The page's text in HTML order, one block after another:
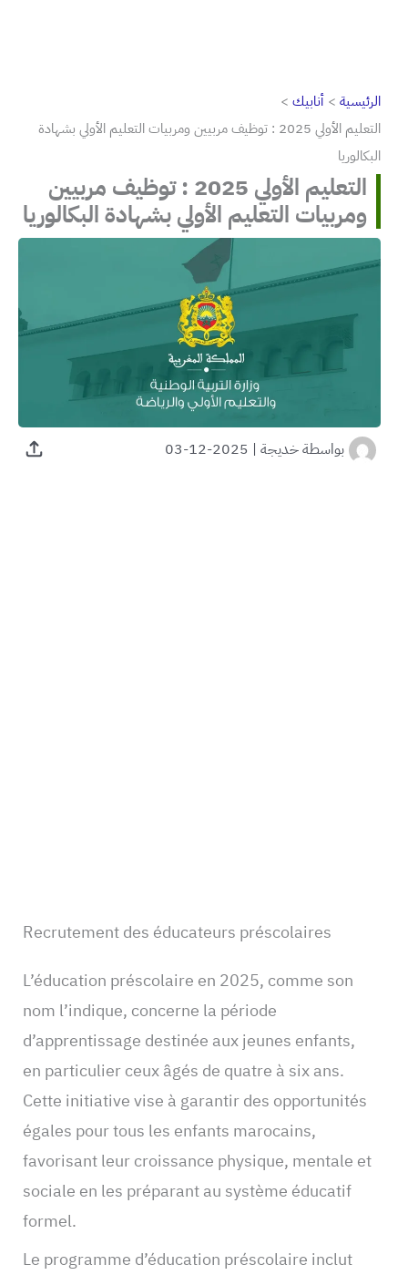
الرئيسية
أنابيك
التعليم الأولي 2025 : توظيف مربيين ومربيات التعليم الأولي بشهادة
البكالوريا
التعليم الأولي 2025 : توظيف مربيين
ومربيات التعليم الأولي بشهادة البكالوريا
بواسطةخديجة |
2025-12-03
Recrutement des éducateurs préscolaires
L’éducation préscolaire en 2025, comme son
nom l’indique, concerne la période
d’apprentissage destinée aux jeunes enfants,
en particulier ceux âgés de quatre à six ans.
Cette initiative vise à garantir des opportunités
égales pour tous les enfants marocains,
favorisant leur croissance physique, mentale et
sociale en les préparant au système éducatif
formel.
Le programme d’éducation préscolaire inclut